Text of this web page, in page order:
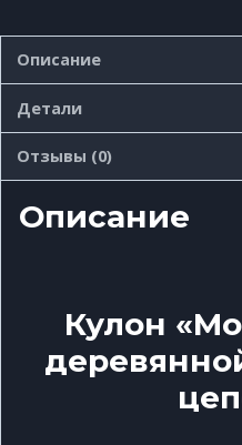
Описание
Детали
Отзывы (0)
Описание
Кулон